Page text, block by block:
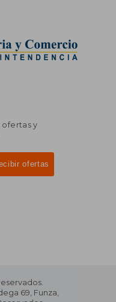
y
69, Funza,